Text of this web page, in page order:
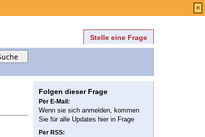
Stelle eine Frage
Folgen dieser Frage
Per E-Mail:
Wenn sie sich anmelden, kommen
Sie für alle Updates hier in Frage
Per RSS:
×